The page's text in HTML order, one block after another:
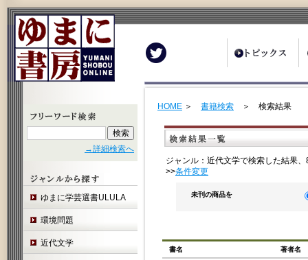
→詳細検索へ
ゆまに学芸選書ULULA
環境問題
近代文学
HOME ＞ 書籍検索 ＞ 検索結果
ジャンル：近代文学で検索した結果
>>条件変更
未刊の商品を
書名 著者名